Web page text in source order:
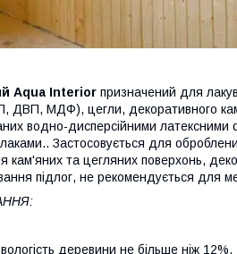
Aqua Interior призначений для
ДВП, МДФ), цегли, декоративного
водно-дисперсійними латексними
Застосовується для
кам'яних та цегляних поверхонь,
підлог, не рекомендується для
деревини не більше ніж